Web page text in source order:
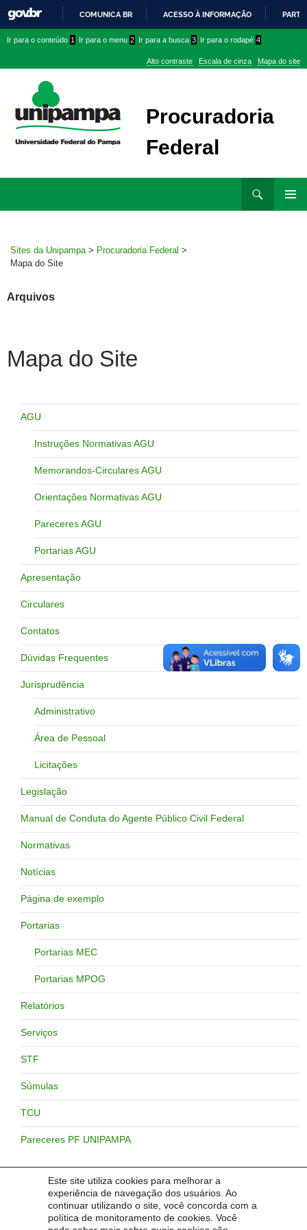
Este site utiliza cookies para melhorar a
experiência de navegação dos usuários. Ao
continuar utilizando o site, você concorda com a
política de monitoramento de cookies. Você
PARA
CONTEÚDO
COMUNICA BR ACESSO À INFORMAÇÃO
conteúdo
menu
superior
menu
Ir para o conteúdo 1 Ir para o menu 2 Ir para a busca 3 Ir para o rodapé 4
Alto contraste Escala de cinza Mapa do site
Procuradoria
Federal
Sites da Unipampa > Procuradoria Federal >
Mapa do Site
Arquivos
Mapa do Site
AGU
Instruções Normativas AGU
Memorandos-Circulares AGU
Orientações Normativas AGU
Pareceres AGU
Portarias AGU
Apresentação
Circulares
Contatos
Dúvidas Frequentes
Jurisprudência
Administrativo
Área de Pessoal
Licitações
Legislação
Manual de Conduta do Agente Público Civil Federal
Normativas
Notícias
Página de exemplo
Portarias
Portarias MEC
Portarias MPOG
Relatórios
Serviços
STF
Súmulas
TCU
Pareceres PF UNIPAMPA
Navegação ← ANTERIOR 1